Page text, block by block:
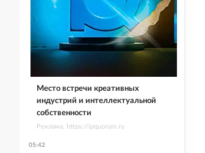
Место встречи креативных
индустрий и интеллектуальной
собственности
Реклама. https://ipquorum.ru
05:42